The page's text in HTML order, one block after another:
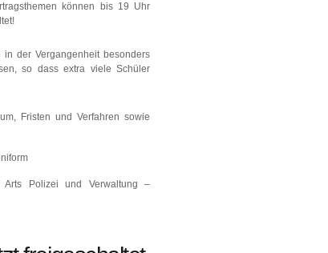
können bis 19 Uhr
der Vergangenheit besonders
so dass extra viele Schüler
Fristen und Verfahren sowie
Arts Polizei und Verwaltung –